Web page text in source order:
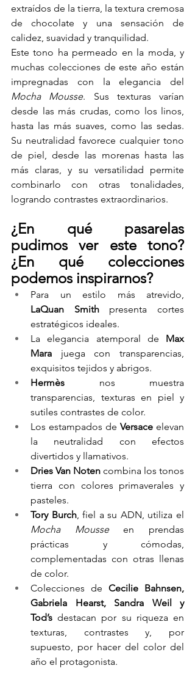
extraídos de la tierra, la textura cremosa
de chocolate y una sensación de
calidez, suavidad y tranquilidad.
Este tono ha permeado en la moda, y
muchas colecciones de este año están
Mocha Mousse. Sus texturas varían
desde las más crudas, como los linos,
hasta las más suaves, como las sedas.
Su neutralidad favorece cualquier tono
de piel, desde las morenas hasta las
más claras, y su versatilidad permite
combinarlo con otras tonalidades,
logrando contrastes extraordinarios.
¿En qué pasarelas
pudimos ver este tono?
¿En qué colecciones
podemos inspirarnos?
LaQuan Smith presenta cortes
estratégicos ideales.
La elegancia atemporal de Max
Mara juega con transparencias,
exquisitos tejidos y abrigos.
Hermès nos muestra
transparencias, texturas en piel y
sutiles contrastes de color.
Los estampados de Versace elevan
la neutralidad con efectos
divertidos y llamativos.
Dries Van Noten combina los tonos
tierra con colores primaverales y
pasteles.
Tory Burch
Mocha Mousse en prendas
prácticas y cómodas,
complementadas con otras llenas
de color.
Colecciones de Cecilie Bahnsen,
Gabriela Hearst, Sandra Weil y
Tod’s destacan por su riqueza en
texturas, contrastes y, por
supuesto, por hacer del color del
año el protagonista.